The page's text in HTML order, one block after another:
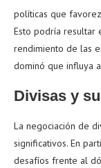
políticas que
Esto podría resultar
rendimiento de las
dominó que influya
Divisas y
La negociación de
significativos. En
desafíos frente al